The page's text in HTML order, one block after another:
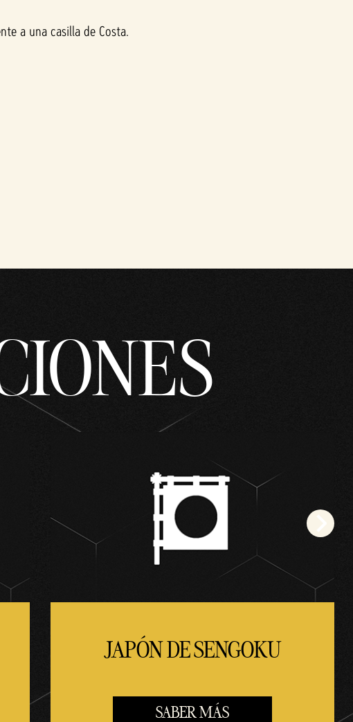
a una casilla de Costa.
JAPÓN DE SENGOKU
SABER MÁS